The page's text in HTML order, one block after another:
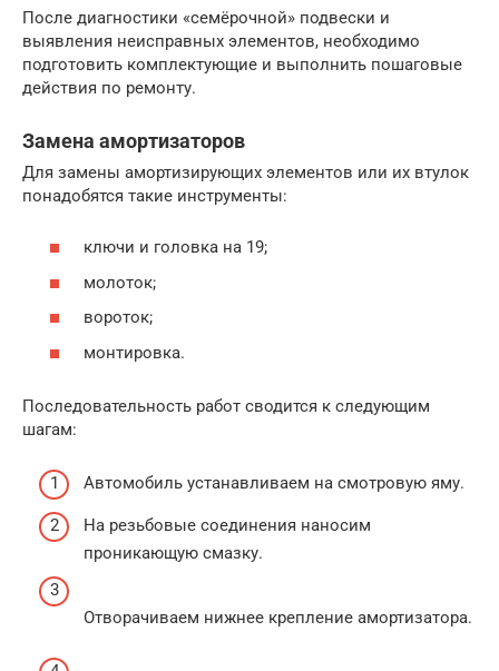
После диагностики «семёрочной» подвески и
выявления неисправных элементов, необходимо
подготовить комплектующие и выполнить пошаговые
действия по ремонту.
Замена амортизаторов
Для замены амортизирующих элементов или их втулок
понадобятся такие инструменты:
ключи и головка на 19;
молоток;
вороток;
монтировка.
Последовательность работ сводится к следующим
шагам:
Автомобиль устанавливаем на смотровую яму.
На резьбовые соединения наносим
проникающую смазку.
Отворачиваем нижнее крепление амортизатора.